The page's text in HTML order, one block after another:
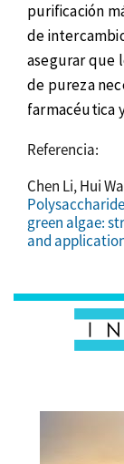
purificación
de
asegurar que
de pureza
farmacéutica
Referencia:
Chen Li, Hui
green algae:
and